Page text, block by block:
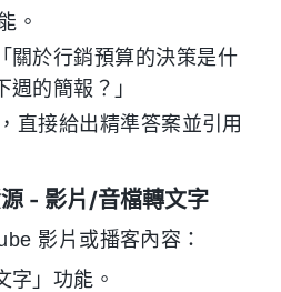
。
關於行銷預算的決策是什
的簡報？」
直接給出精準答案並引用
- 影片/音檔轉文字
影片或播客內容：
字」功能。